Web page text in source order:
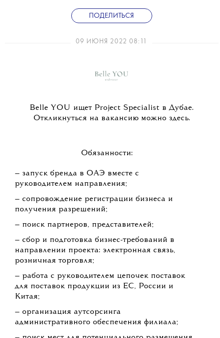
ПОДЕЛИТЬСЯ
09 ИЮНЯ 2022 08:11
Belle YOU ищет Project Specialist в Дубае.
Откликнуться на вакансию можно здесь.
Обязанности:
— запуск бренда в ОАЭ вместе с
руководителем направления;
— сопровождение регистрации бизнеса и
получения разрешений;
— поиск партнеров, представителей;
— сбор и подготовка бизнес-требований в
направлении проекта: электронная связь,
розничная торговля;
— работа с руководителем цепочек поставок
для поставок продукции из ЕС, России и
Китая;
— организация аутсорсинга
административного обеспечения филиала;